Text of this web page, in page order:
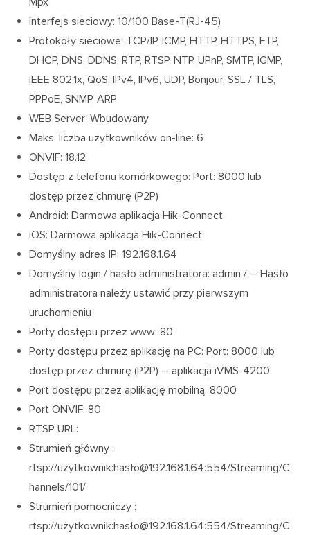
Interfejs sieciowy: 10/100 Base-T(RJ-45)
Protokoły sieciowe: TCP/IP, ICMP, HTTP, HTTPS, FTP,
DHCP, DNS, DDNS, RTP, RTSP, NTP, UPnP, SMTP, IGMP,
IEEE 802.1x, QoS, IPv4, IPv6, UDP, Bonjour, SSL / TLS,
PPPoE, SNMP, ARP
WEB Server: Wbudowany
Maks. liczba użytkowników on-line: 6
ONVIF: 18.12
Dostęp z telefonu komórkowego: Port: 8000 lub
dostęp przez chmurę (P2P)
Android: Darmowa aplikacja Hik-Connect
iOS: Darmowa aplikacja Hik-Connect
Domyślny adres IP: 192.168.1.64
Domyślny login / hasło administratora: admin / – Hasło
administratora należy ustawić przy pierwszym
uruchomieniu
Porty dostępu przez www: 80
Porty dostępu przez aplikację na PC: Port: 8000 lub
dostęp przez chmurę (P2P) – aplikacja iVMS-4200
Port dostępu przez aplikację mobilną: 8000
Port ONVIF: 80
RTSP URL:
Strumień główny :
rtsp://użytkownik:hasło@192.168.1.64:554/Streaming/C
hannels/101/
Strumień pomocniczy :
rtsp://użytkownik:hasło@192.168.1.64:554/Streaming/C